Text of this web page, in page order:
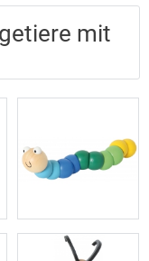
mit